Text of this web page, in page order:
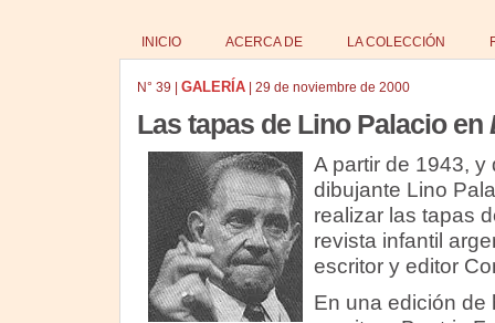
INICIO ACERCA DE LA COLECCIÓN
N° 39 GALERÍA 29 de noviembre de 2000
Las tapas de Lino Palacio en
A partir de 1943,
dibujante Lino
realizar las tapas
revista infantil
escritor y editor
En una edición